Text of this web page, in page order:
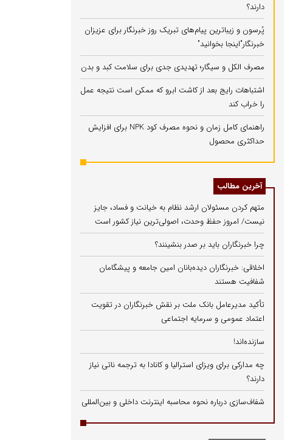
دارند؟
پُرسون و زیباترین پیام‌های تبریک روز خبرنگار برای عزیزان
خبرنگار"اینجا بخوانید"
مصرف الکل و سیگار؛ تهدیدی جدی برای سلامت کبد و بدن
اشتباهات رایج بعد از کاشت ابرو که ممکن است نتیجه عمل
را خراب کند
راهنمای کامل زمان و نحوه مصرف کود NPK برای افزایش
حداکثری محصول
آخرین مطالب
متهم کردن مسئولان ارشد نظام به خیانت و فساد، جایز
نیست/ امروز حفظ وحدت، اصولی‌ترین نیاز کشور است
چرا خبرنگاران باید بر صدر بنشینند؟
اخلاقی: خبرنگاران دیده‌بانان امین جامعه و پیشگامان
شفافیت هستند
تأکید مدیرعامل بانک ملت بر نقش خبرنگاران در تقویت
اعتماد عمومی و سرمایه اجتماعی
سازنده‌اند!
چه مدارکی برای ویزای استرالیا و کانادا به ترجمه ناتی نیاز
دارند؟
شفاف‌سازی درباره نحوه محاسبه اینترنت داخلی و بین‌المللی